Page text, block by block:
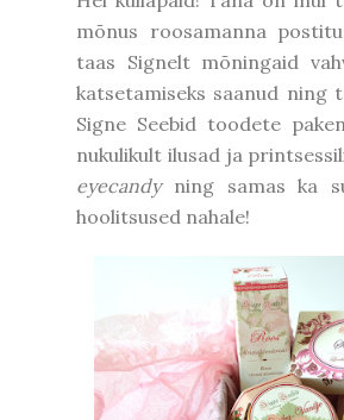
mõnus roosamanna
taas Signelt mõningaid
katsetamiseks saanud ning
Signe Seebid toodete
nukulikult ilusad ja
eyecandyning samas ka
hoolitsused nahale!